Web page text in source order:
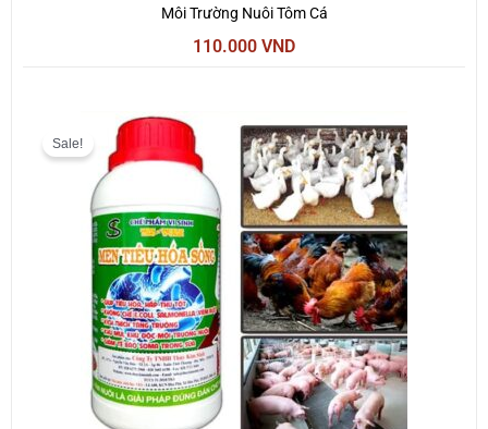
Môi Trường Nuôi Tôm Cá
110.000 VND
Sale!
Giá
gốc
là:
200.000 VND.
Giá
hiện
tại
là:
150.000 VND.